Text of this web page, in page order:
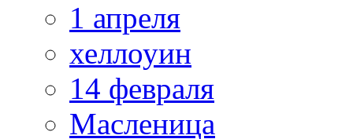
1 апреля
хеллоуин
14 февраля
Масленица